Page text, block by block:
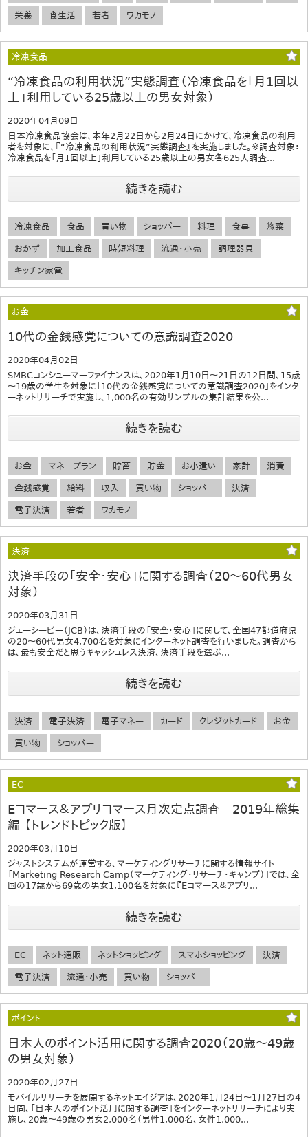
栄養 食生活 若者 ワカモノ
冷凍食品
“冷凍食品の利用状況”実態調査（冷凍食品を「月1回以
上」利用している25歳以上の男女対象）
2020年04月09日
日本冷凍食品協会は、本年2月22日から2月24日にかけて、冷凍食品の利用
者を対象に、『“冷凍食品の利用状況”実態調査』を実施しました。※調査対象：
冷凍食品を「月1回以上」利用している25歳以上の男女各625人調査...
続きを読む
冷凍食品 食品 買い物 ショッパー 料理 食事 惣菜
おかず 加工食品 時短料理 流通・小売 調理器具
キッチン家電
お金
10代の金銭感覚についての意識調査2020
2020年04月02日
SMBCコンシューマーファイナンスは、2020年1月10日～21日の12日間、15歳
～19歳の学生を対象に「10代の金銭感覚についての意識調査2020」をインタ
ーネットリサーチで実施し、1,000名の有効サンプルの集計結果を公...
続きを読む
お金 マネープラン 貯蓄 貯金 お小遣い 家計 消費
金銭感覚 給料 収入 買い物 ショッパー 決済
電子決済 若者 ワカモノ
決済
決済手段の「安全・安心」に関する調査（20～60代男女
対象）
2020年03月31日
ジェーシービー（JCB）は、決済手段の「安全・安心」に関して、全国47都道府県
の20～60代男女4,700名を対象にインターネット調査を行いました。調査から
は、最も安全だと思うキャッシュレス決済、決済手段を選ぶ...
続きを読む
決済 電子決済 電子マネー カード クレジットカード お金
買い物 ショッパー
EC
Eコマース＆アプリコマース月次定点調査 2019年総集
編 【トレンドトピック版】
2020年03月10日
ジャストシステムが運営する、マーケティングリサーチに関する情報サイト
「Marketing Research Camp（マーケティング・リサーチ・キャンプ）」では、全
国の17歳から69歳の男女1,100名を対象に『Eコマース＆アプリ...
続きを読む
EC ネット通販 ネットショッピング スマホショッピング 決済
電子決済 流通・小売 買い物 ショッパー
ポイント
日本人のポイント活用に関する調査2020（20歳～49歳
の男女対象）
2020年02月27日
モバイルリサーチを展開するネットエイジアは、2020年1月24日～1月27日の4
日間、「日本人のポイント活用に関する調査」をインターネットリサーチにより実
施し、20歳～49歳の男女2,000名（男性1,000名、女性1,000...